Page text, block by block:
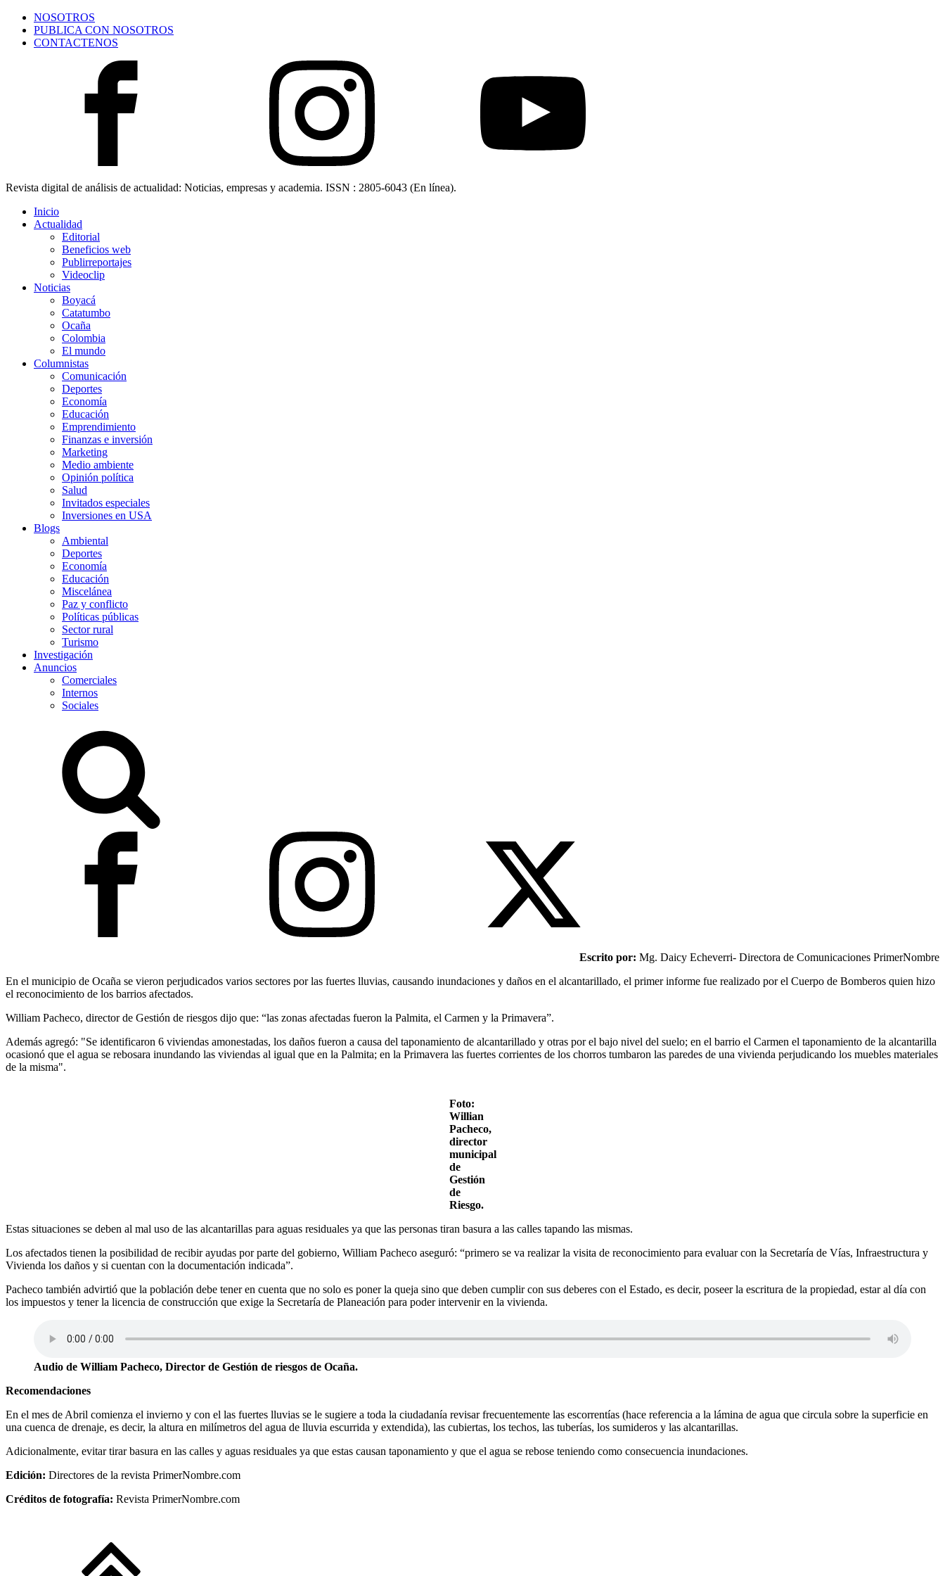
NOSOTROS
PUBLICA CON NOSOTROS
CONTACTENOS
Revista digital de análisis de actualidad: Noticias, empresas y academia. ISSN : 2805-6043 (En línea).
Inicio
Actualidad
Editorial
Beneficios web
Publirreportajes
Videoclip
Noticias
Boyacá
Catatumbo
Ocaña
Colombia
El mundo
Columnistas
Comunicación
Deportes
Economía
Educación
Emprendimiento
Finanzas e inversión
Marketing
Medio ambiente
Opinión política
Salud
Invitados especiales
Inversiones en USA
Blogs
Ambiental
Deportes
Economía
Educación
Miscelánea
Paz y conflicto
Políticas públicas
Sector rural
Turismo
Investigación
Anuncios
Comerciales
Internos
Sociales
Escrito por: Mg. Daicy Echeverri- Directora de Comunicaciones PrimerNombre
En el municipio de Ocaña se vieron perjudicados varios sectores por las fuertes lluvias, causando inundaciones y daños en el alcantarillado, el primer informe fue realizado por el Cuerpo de Bomberos quien hizo
el reconocimiento de los barrios afectados.
William Pacheco, director de Gestión de riesgos dijo que: “las zonas afectadas fueron la Palmita, el Carmen y la Primavera”.
Además agregó: "Se identificaron 6 viviendas amonestadas, los daños fueron a causa del taponamiento de alcantarillado y otras por el bajo nivel del suelo; en el barrio el Carmen el taponamiento de la alcantarilla
ocasionó que el agua se rebosara inundando las viviendas al igual que en la Palmita; en la Primavera las fuertes corrientes de los chorros tumbaron las paredes de una vivienda perjudicando los muebles materiales
de la misma".
Foto:
Willian
Pacheco,
director
municipal
de
Gestión
de
Riesgo.
Estas situaciones se deben al mal uso de las alcantarillas para aguas residuales ya que las personas tiran basura a las calles tapando las mismas.
Los afectados tienen la posibilidad de recibir ayudas por parte del gobierno, William Pacheco aseguró: “primero se va realizar la visita de reconocimiento para evaluar con la Secretaría de Vías, Infraestructura y
Vivienda los daños y si cuentan con la documentación indicada”.
Pacheco también advirtió que la población debe tener en cuenta que no solo es poner la queja sino que deben cumplir con sus deberes con el Estado, es decir, poseer la escritura de la propiedad, estar al día con
los impuestos y tener la licencia de construcción que exige la Secretaría de Planeación para poder intervenir en la vivienda.
Audio de William Pacheco, Director de Gestión de riesgos de Ocaña.
Recomendaciones
En el mes de Abril comienza el invierno y con el las fuertes lluvias se le sugiere a toda la ciudadanía revisar frecuentemente las escorrentías (hace referencia a la lámina de agua que circula sobre la superficie en
una cuenca de drenaje, es decir, la altura en milímetros del agua de lluvia escurrida y extendida), las cubiertas, los techos, las tuberías, los sumideros y las alcantarillas.
Adicionalmente, evitar tirar basura en las calles y aguas residuales ya que estas causan taponamiento y que el agua se rebose teniendo como consecuencia inundaciones.
Edición: Directores de la revista PrimerNombre.com
Créditos de fotografía: Revista PrimerNombre.com